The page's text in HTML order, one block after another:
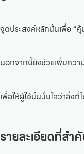
จุดประสงค์หลักนั้นเพื่อ “
นอกจากนี้ยังช่วยเพิ่มควา
เพื่อให้ผู้ใช้นั้นมั่นใจว่าสิ่ง
รายละเอียดที่สำ